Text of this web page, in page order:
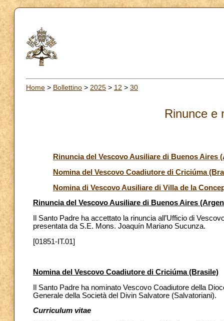
Home > Bollettino > 2025 > 12 > 30
Rinunce e
Rinuncia del Vescovo Ausiliare di Buenos Aires
Nomina del Vescovo Coadiutore di Criciúma
Nomina di Vescovo Ausiliare di Villa de la
Rinuncia del Vescovo Ausiliare di Buenos Aires
Il Santo Padre ha accettato la rinuncia all’Ufficio di
presentata da S.E. Mons. Joaquín Mariano Sucunza.
[01851-IT.01]
Nomina del Vescovo Coadiutore di Criciúma (Brasile)
Il Santo Padre ha nominato Vescovo Coadiutore della
Generale della Società del Divin Salvatore (Salvatoriani).
Curriculum vitae